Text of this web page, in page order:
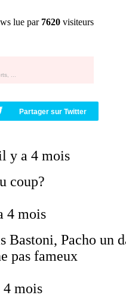
lue par 7620 visiteurs
...
Partager sur Twitter